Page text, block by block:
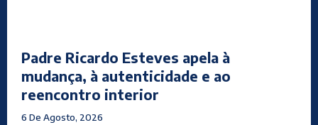
Padre Ricardo Esteves apela à
mudança, à autenticidade e ao
reencontro interior
6 De Agosto, 2026